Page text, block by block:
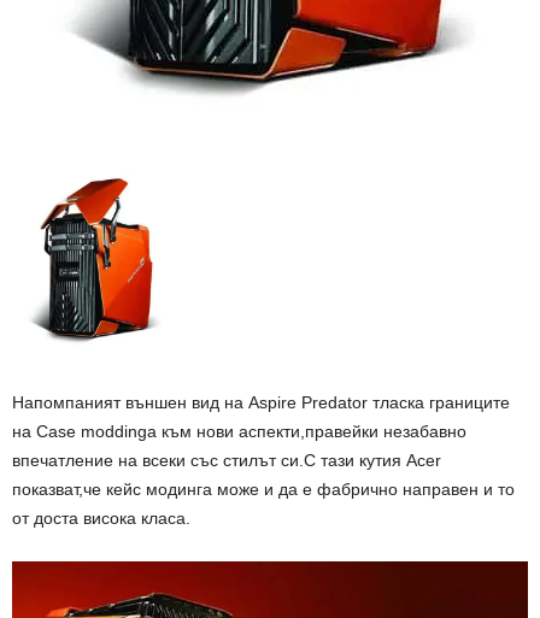
Напомпаният външен вид на Aspire Predator тласка границите
на Case moddinga към нови аспекти,правейки незабавно
впечатление на всеки със стилът си.С тази кутия Аcer
показват,че кейс модинга може и да е фабрично направен и то
от доста висока класа.